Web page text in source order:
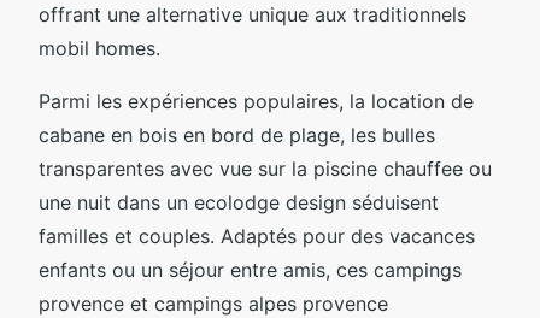
offrant une alternative unique aux traditionnels
mobil homes.
Parmi les expériences populaires, la location de
cabane en bois en bord de plage, les bulles
transparentes avec vue sur la piscine chauffee ou
une nuit dans un ecolodge design séduisent
familles et couples. Adaptés pour des vacances
enfants ou un séjour entre amis, ces campings
provence et campings alpes provence